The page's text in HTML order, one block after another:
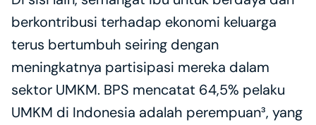
berkontribusi terhadap ekonomi keluarga
terus bertumbuh seiring dengan
meningkatnya partisipasi mereka dalam
sektor UMKM. BPS mencatat 64,5% pelaku
UMKM di Indonesia adalah perempuan³, yang